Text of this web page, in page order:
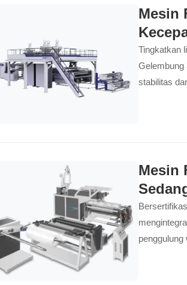
dengan
investasi
Mesin
Tingkatkan
Gelembung
stabilitas
Mesin